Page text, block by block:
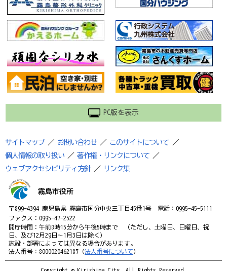
PC版を表示
サイトマップ ／ お問い合わせ ／ このサイトについて
／
個人情報の取り扱い ／ 著作権・リンクについて ／
ウェブアクセシビリティ方針 ／ リンク集
霧島市役所
〒899-4394 鹿児島県 霧島市国分中央三丁目45番1号 電話：0995-45-5111
ファクス：0995-47-2522
開庁時間：午前8時15分から午後5時まで （ただし、土曜日、日曜日、祝
日、及び12月29日～1月3日は除く）
施設・部署によっては異なる場合があります。
法人番号：8000020462187（法人番号について）